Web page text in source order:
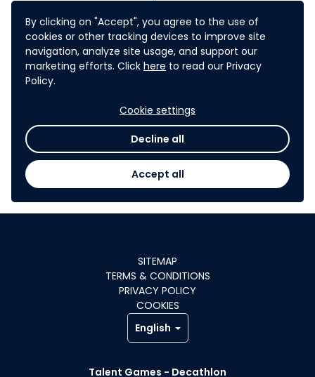
By clicking on "Accept", you agree to the use of
cookies or other tracking devices to improve site
navigation, analyze site usage, and support our
marketing efforts. Click here to read our Privacy
Policy.
Cookie settings
Decline all
Accept all
Ces critères permettront de garantir que les
projets soumis soient à la fois innovants,
réalistes, inclusifs et bénéfique pour la santé
physique et mentale des séniors tout en recréant
un lien fort avec leur environnement local.
SITEMAP
TERMS & CONDITIONS
PRIVACY POLICY
COOKIES
English